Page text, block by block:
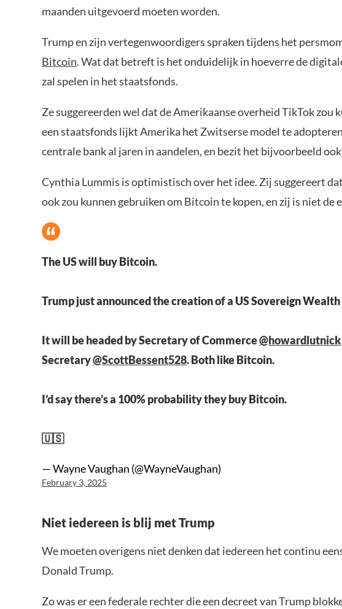
maanden uitgevoerd moeten worden.
Trump en zijn vertegenwoordigers spraken tijdens het
Bitcoin. Wat dat betreft is het onduidelijk in hoeverre de
zal spelen in het staatsfonds.
Ze suggereerden wel dat de Amerikaanse overheid TikTok zou
een staatsfonds lijkt Amerika het Zwitserse model te
centrale bank al jaren in aandelen, en bezit het bijvoorbeeld
Cynthia Lummis is optimistisch over het idee. Zij suggereert
ook zou kunnen gebruiken om Bitcoin te kopen, en zij is niet de
The US will buy Bitcoin.
Trump just announced the creation of a US Sovereign Wealth
It will be headed by Secretary of Commerce@howardlutnick
Secretary@ScottBessent528. Both like Bitcoin.
I’d say there’s a 100% probability they buy Bitcoin.
🇺🇸
— Wayne Vaughan (@WayneVaughan)
February 3, 2025
Niet iedereen is blij met Trump
We moeten overigens niet denken dat iedereen het continu
Donald Trump.
Zo was er een federale rechter die een decreet van Trump